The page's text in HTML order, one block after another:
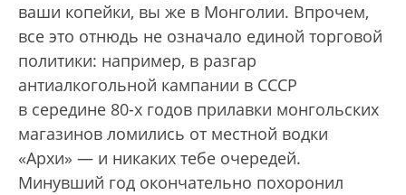
ваши копейки, вы же в Монголии. Впрочем,
все это отнюдь не означало единой торговой
политики: например, в разгар
антиалкогольной кампании в СССР
в середине 80-х годов прилавки монгольских
магазинов ломились от местной водки
«Архи» — и никаких тебе очередей.
Минувший год окончательно похоронил